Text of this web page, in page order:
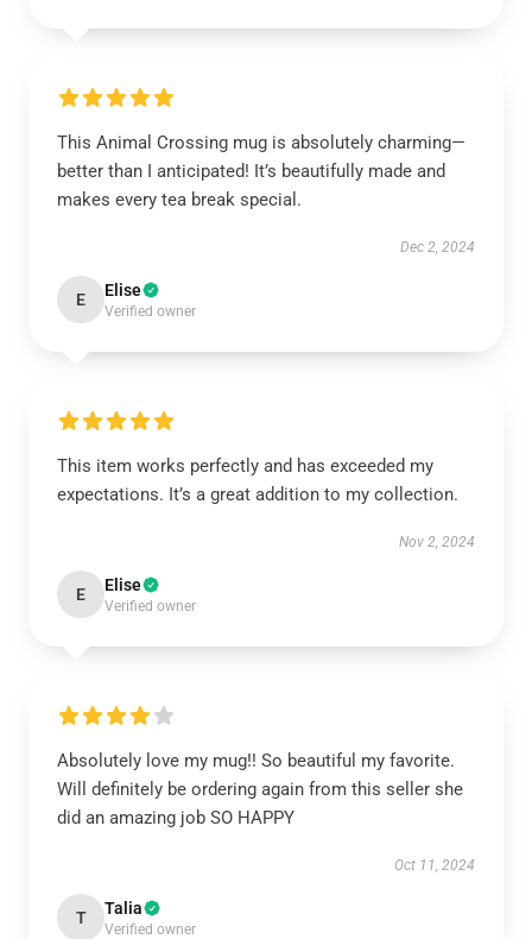
This Animal Crossing mug is absolutely charming—
better than I anticipated! It’s beautifully made and
makes every tea break special.
Dec 2, 2024
E Elise
Verified owner
This item works perfectly and has exceeded my
expectations. It’s a great addition to my collection.
Nov 2, 2024
E Elise
Verified owner
Absolutely love my mug!! So beautiful my favorite.
Will definitely be ordering again from this seller she
did an amazing job SO HAPPY
Oct 11, 2024
T Talia
Verified owner